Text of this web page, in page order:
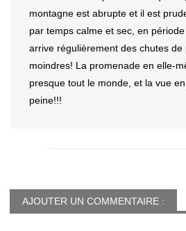
montagne est abrupte et il est
par temps calme et sec, en
arrive régulièrement des chutes
moindres! La promenade en elle-
presque tout le monde, et la vue
peine!!!
AJOUTER UN COMMENTAIRE :